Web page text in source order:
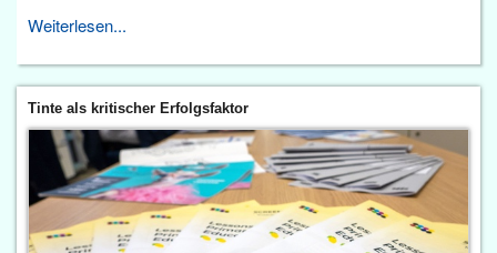
Weiterlesen...
Tinte als kritischer Erfolgsfaktor